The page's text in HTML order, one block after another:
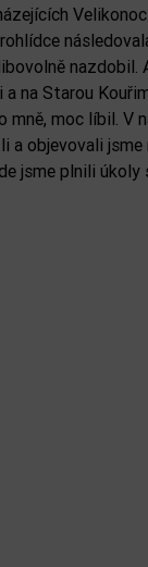
nazdobil.
na Starou
mně, moc líbil. V
objevovali
jsme plnili úkoly